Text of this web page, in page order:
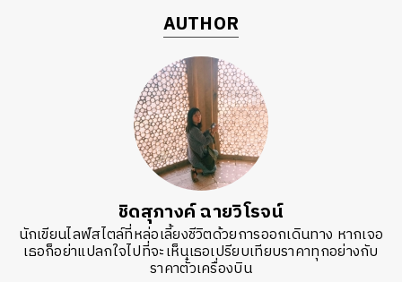
AUTHOR
ชิดสุภางค์ ฉายวิโรจน์
นักเขียนไลฟ์สไตล์ที่หล่อเลี้ยงชีวิตด้วยการออกเดินทาง หากเจอ
เธอก็อย่าแปลกใจไปที่จะเห็นเธอเปรียบเทียบราคาทุกอย่างกับ
ราคาตั๋วเครื่องบิน